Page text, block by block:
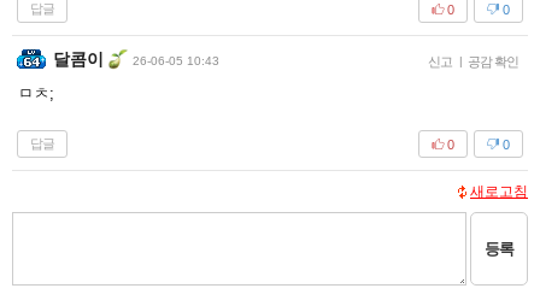
답글 0
0
달콤이 26-06-05 10:43 신고 | 공감 확인
ㅁㅊ;
답글 0
0
새로고침
등록